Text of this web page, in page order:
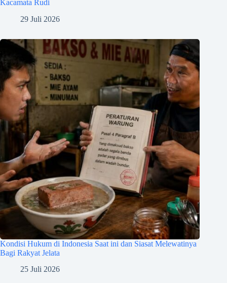
Kacamata Rudi
29 Juli 2026
Kondisi Hukum di Indonesia Saat ini dan Siasat Melewatinya
Bagi Rakyat Jelata
25 Juli 2026